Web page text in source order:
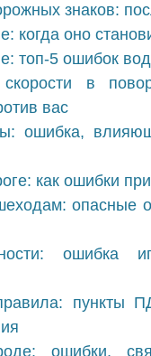
знаков:
когда оно
топ-5 ошибок
в
вас
ошибка,
как ошибки
опасные
ошибка
пункты
ошибки,